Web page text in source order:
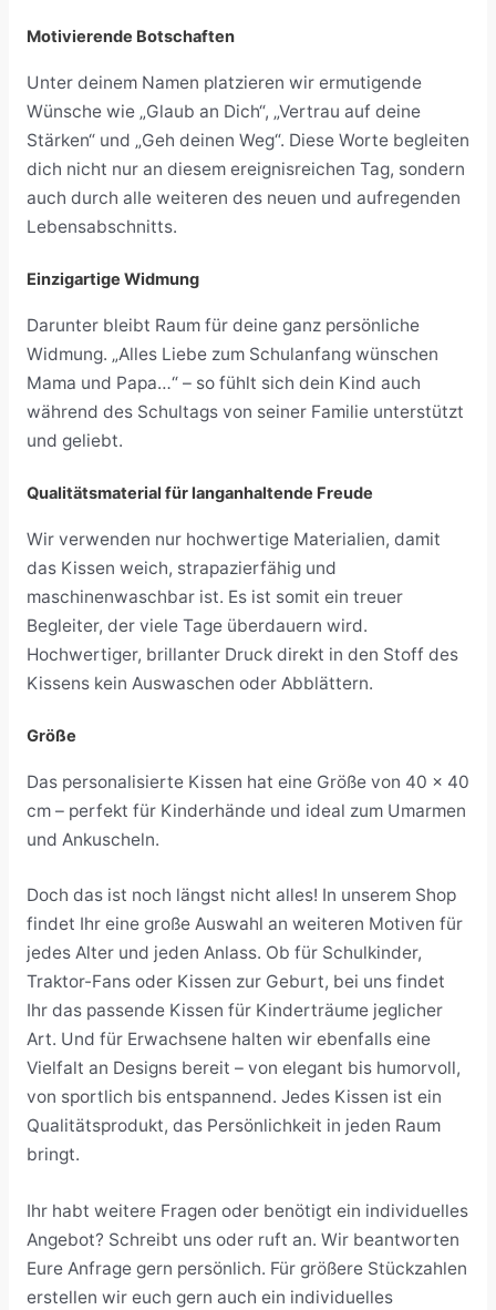
Motivierende Botschaften
Unter deinem Namen platzieren wir ermutigende
Wünsche wie „Glaub an Dich“, „Vertrau auf deine
Stärken“ und „Geh deinen Weg“. Diese Worte begleiten
dich nicht nur an diesem ereignisreichen Tag, sondern
auch durch alle weiteren des neuen und aufregenden
Lebensabschnitts.
Einzigartige Widmung
Darunter bleibt Raum für deine ganz persönliche
Widmung. „Alles Liebe zum Schulanfang wünschen
Mama und Papa…“ – so fühlt sich dein Kind auch
während des Schultags von seiner Familie unterstützt
und geliebt.
Qualitätsmaterial für langanhaltende Freude
Wir verwenden nur hochwertige Materialien, damit
das Kissen weich, strapazierfähig und
maschinenwaschbar ist. Es ist somit ein treuer
Begleiter, der viele Tage überdauern wird.
Hochwertiger, brillanter Druck direkt in den Stoff des
Kissens kein Auswaschen oder Abblättern.
Größe
Das personalisierte Kissen hat eine Größe von 40 x 40
cm – perfekt für Kinderhände und ideal zum Umarmen
und Ankuscheln.
Doch das ist noch längst nicht alles! In unserem Shop
findet Ihr eine große Auswahl an weiteren Motiven für
jedes Alter und jeden Anlass. Ob für Schulkinder,
Traktor-Fans oder Kissen zur Geburt, bei uns findet
Ihr das passende Kissen für Kinderträume jeglicher
Art. Und für Erwachsene halten wir ebenfalls eine
Vielfalt an Designs bereit – von elegant bis humorvoll,
von sportlich bis entspannend. Jedes Kissen ist ein
Qualitätsprodukt, das Persönlichkeit in jeden Raum
bringt.
Ihr habt weitere Fragen oder benötigt ein individuelles
Angebot? Schreibt uns oder ruft an. Wir beantworten
Eure Anfrage gern persönlich. Für größere Stückzahlen
erstellen wir euch gern auch ein individuelles